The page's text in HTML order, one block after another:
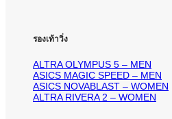
รองเท้าวิ่ง
ALTRA OLYMPUS 5 – MEN
ASICS MAGIC SPEED – MEN
ASICS NOVABLAST – WOMEN
ALTRA RIVERA 2 – WOMEN